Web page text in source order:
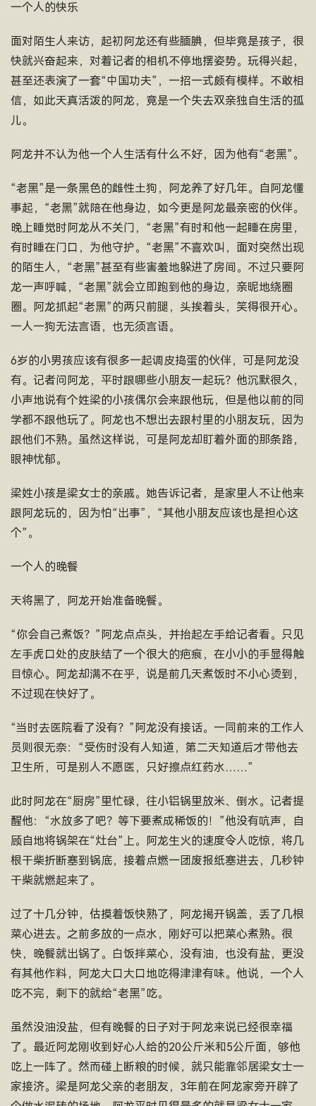
一个人的快乐
面对陌生人来访，起初阿龙还有些腼腆，但毕竟是孩子，很
快就兴奋起来，对着记者的相机不停地摆姿势。玩得兴起，
甚至还表演了一套“中国功夫”，一招一式颇有模样。不敢相
信，如此天真活泼的阿龙，竟是一个失去双亲独自生活的孤
儿。
阿龙并不认为他一个人生活有什么不好，因为他有“老黑”。
“老黑”是一条黑色的雌性土狗，阿龙养了好几年。自阿龙懂
事起，“老黑”就陪在他身边，如今更是阿龙最亲密的伙伴。
晚上睡觉时阿龙从不关门，“老黑”有时和他一起睡在房里，
有时睡在门口，为他守护。“老黑”不喜欢叫，面对突然出现
的陌生人，“老黑”甚至有些害羞地躲进了房间。不过只要阿
龙一声呼喊，“老黑”就会立即跑到他的身边，亲昵地绕圈
圈。阿龙抓起“老黑”的两只前腿，头挨着头，笑得很开心。
一人一狗无法言语，也无须言语。
6岁的小男孩应该有很多一起调皮捣蛋的伙伴，可是阿龙没
有。记者问阿龙，平时跟哪些小朋友一起玩？他沉默很久，
小声地说有个姓梁的小孩偶尔会来跟他玩，但是他以前的同
学都不跟他玩了。阿龙也不想出去跟村里的小朋友玩，因为
跟他们不熟。虽然这样说，可是阿龙却盯着外面的那条路，
眼神忧郁。
梁姓小孩是梁女士的亲戚。她告诉记者，是家里人不让他来
跟阿龙玩的，因为怕“出事”，“其他小朋友应该也是担心这
个”。
一个人的晚餐
天将黑了，阿龙开始准备晚餐。
“你会自己煮饭？”阿龙点点头，并抬起左手给记者看。只见
左手虎口处的皮肤结了一个很大的疤痕，在小小的手显得触
目惊心。阿龙却满不在乎，说是前几天煮饭时不小心烫到，
不过现在快好了。
“当时去医院看了没有？”阿龙没有接话。一同前来的工作人
员则很无奈：“受伤时没有人知道，第二天知道后才带他去
卫生所，可是别人不愿医，只好擦点红药水……”
此时阿龙在“厨房”里忙碌，往小铝锅里放米、倒水。记者提
醒他：“水放多了吧？等下要煮成稀饭的！”他没有吭声，自
顾自地将锅架在“灶台”上。阿龙生火的速度令人吃惊，将几
根干柴折断塞到锅底，接着点燃一团废报纸塞进去，几秒钟
干柴就燃起来了。
过了十几分钟，估摸着饭快熟了，阿龙揭开锅盖，丢了几根
菜心进去。之前多放的一点水，刚好可以把菜心煮熟。很
快，晚餐就出锅了。白饭拌菜心，没有油，也没有盐，更没
有其他作料，阿龙大口大口地吃得津津有味。他说，一个人
吃不完，剩下的就给“老黑”吃。
虽然没油没盐，但有晚餐的日子对于阿龙来说已经很幸福
了。最近阿龙刚收到好心人给的20公斤米和5公斤面，够他
吃上一阵了。然而碰上断粮的时候，就只能靠邻居梁女士一
家接济。梁是阿龙父亲的老朋友，3年前在阿龙家旁开辟了